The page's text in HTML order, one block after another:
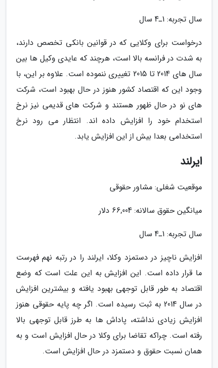
سال تجربه: 1ـ4 سال
درخواست برای وکلایی که در قوانین بانکی تخصص دارند،
به شدت در فرانسه بالا است، هرچند که عایدی وکیل ها بین
سال های 2014 تا 2015 تغییری ننموده است. علاوه بر این، با
وجود این که اقتصاد کشور هنوز در حال بهبود است، شرکت
های نو در حال ظهور هستند و شرکت های قدیمی نیز نرخ
استخدام خود را افزایش داده اند. انتظار می رود نرخ
استخدامی بعدا بیش از این افزایش یابد.
ایرلند
موقعیت شغلی: مشاور حقوقی
میانگین حقوق سالانه: 66,004 دلار
سال تجربه: 1ـ4 سال
افزایش ناچیز در دستمزد وکلا، ایرلند را در رتبه نهم فهرست
ما قرار داده است. این افزایش به این علت است که وضع
اقتصاد به طور قابل توجهی بهبود یافته و بیشترین افزایش
در سال 2014 به ثبت رسیده است. اگر چه پایه حقوقی هنوز
افزایش زیادی نداشته، پاداش ها به طرز قابل توجهی بالا
رفته است. چراکه تقاضا برای وکلا در حال افزایش است و به
همان نسبت حقوق و دستمزد در حال افزایش است.